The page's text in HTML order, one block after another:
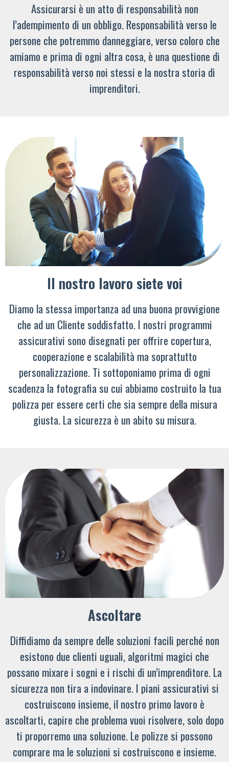
Assicurarsi è un atto di responsabilità non
l’adempimento di un obbligo. Responsabilità verso le
persone che potremmo danneggiare, verso coloro che
amiamo e prima di ogni altra cosa, è una questione di
responsabilità verso noi stessi e la nostra storia di
imprenditori.
Il nostro lavoro siete voi
Diamo la stessa importanza ad una buona provvigione
che ad un Cliente soddisfatto. I nostri programmi
assicurativi sono disegnati per offrire copertura,
cooperazione e scalabilità ma soprattutto
personalizzazione. Ti sottoponiamo prima di ogni
scadenza la fotografia su cui abbiamo costruito la tua
polizza per essere certi che sia sempre della misura
giusta. La sicurezza è un abito su misura.
Ascoltare
Diffidiamo da sempre delle soluzioni facili perché non
esistono due clienti uguali, algoritmi magici che
possano mixare i sogni e i rischi di un’imprenditore. La
sicurezza non tira a indovinare. I piani assicurativi si
costruiscono insieme, il nostro primo lavoro è
ascoltarti, capire che problema vuoi risolvere, solo dopo
ti proporremo una soluzione. Le polizze si possono
comprare ma le soluzioni si costruiscono e insieme.